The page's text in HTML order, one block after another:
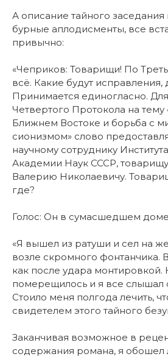
А описание тайного
бурные аплодисменты, все
привычно:
«Чеприков: Товарищи! По
всё. Какие будут исправления,
Принимается единогласно.
Четвертого Протокола на
Ближнем Востоке и борьба с
сионизмом» слово
научному сотруднику
Академии Наук СССР,
Валерию Николаевичу.
где?
Голос: Он в сумасшедшем
«Я вышел из ратуши и сел на
возле скромного фонтанчика.
как после удара
померещилось и я все слышал
Стоило меня полгода лечить,
свидетелем этого тайного
Заканчивая возможное в
содержания романа, я обошел